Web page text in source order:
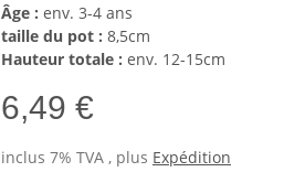
Âge : env. 3-4 ans
taille du pot : 8,5cm
Hauteur totale : env. 12-15cm
6,49 €
inclus 7% TVA , plus Expédition